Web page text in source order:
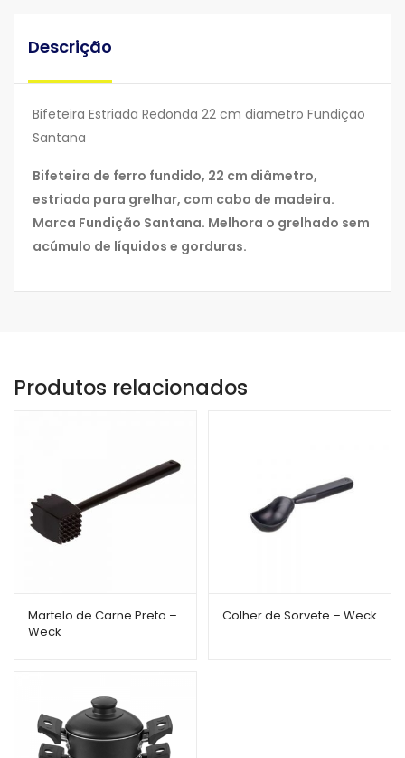
Descrição
Bifeteira Estriada Redonda 22 cm diametro Fundição
Santana
Bifeteira de ferro fundido, 22 cm diâmetro,
estriada para grelhar, com cabo de madeira.
Marca Fundição Santana. Melhora o grelhado sem
acúmulo de líquidos e gorduras.
Produtos relacionados
Martelo de Carne Preto –
Weck
Colher de Sorvete – Weck